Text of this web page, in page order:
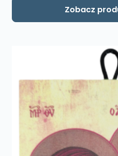
Zobacz